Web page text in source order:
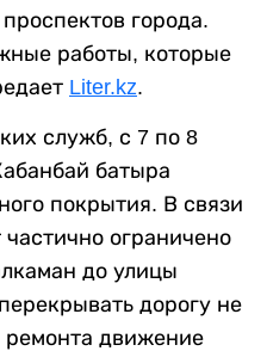
города.
работы, которые
Liter.kz.
служб, с 7 по 8
батыра
покрытия. В связи
ограничено
до улицы
дорогу не
ремонта движение